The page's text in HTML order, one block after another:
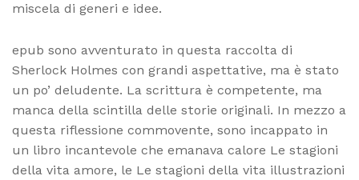
miscela di generi e idee.
epub sono avventurato in questa raccolta di
Sherlock Holmes con grandi aspettative, ma è stato
un po’ deludente. La scrittura è competente, ma
manca della scintilla delle storie originali. In mezzo a
questa riflessione commovente, sono incappato in
un libro incantevole che emanava calore Le stagioni
della vita amore, le Le stagioni della vita illustrazioni